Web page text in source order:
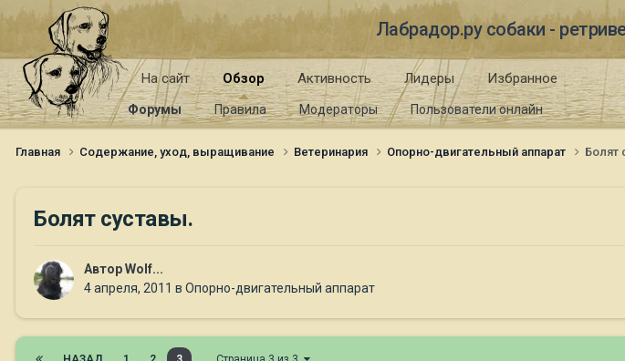
Лабрадор.ру собаки -
На сайт Обзор
Форумы Правила Модераторы Пользователи онлайн
Активность Лидеры Избранное
Главная Содержание, уход, выращивание Ветеринария Опорно-двигательный аппарат Болят
Болят суставы.
АвторWolf...
4 апреля, 2011 в Опорно-двигательный аппарат